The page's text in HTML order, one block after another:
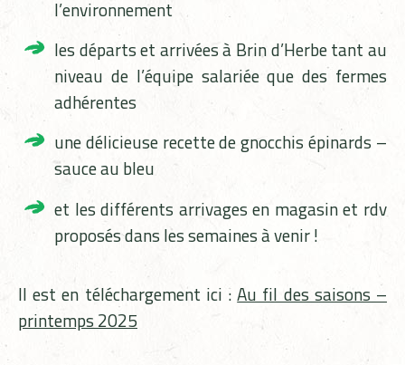
l’environnement
les départs et arrivées à Brin d’Herbe tant au
niveau de l’équipe salariée que des fermes
adhérentes
une délicieuse recette de gnocchis épinards –
sauce au bleu
et les différents arrivages en magasin et rdv
proposés dans les semaines à venir !
Il est en téléchargement ici :Au fil des saisons –
printemps 2025